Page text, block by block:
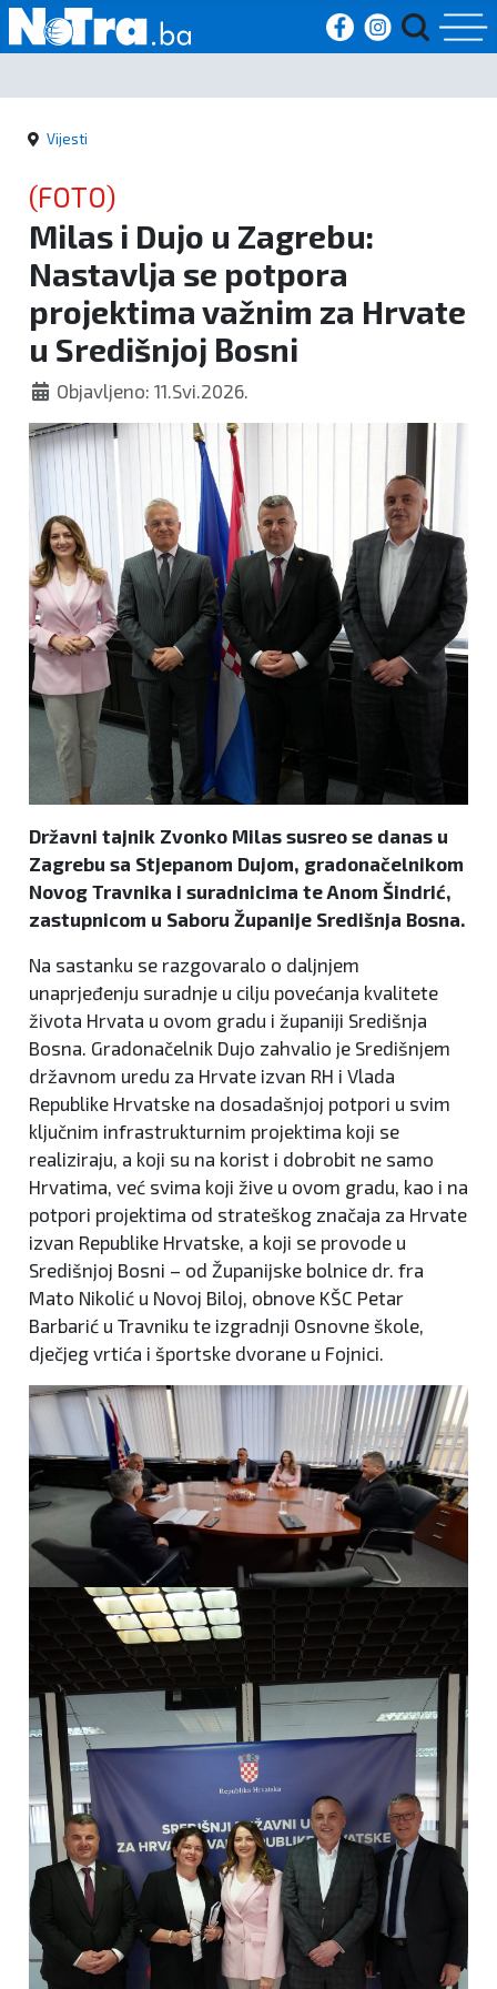
Početna
Vijesti
Sport
Kultura
Crna
kronika
Politika
Zanimljivosti
Vijesti
(FOTO)
Milas i Dujo u Zagrebu:
Nastavlja se potpora
projektima važnim za Hrvate
u Središnjoj Bosni
Objavljeno: 11.Svi.2026.
Državni tajnik Zvonko Milas susreo se danas u
Zagrebu sa Stjepanom Dujom, gradonačelnikom
Novog Travnika i suradnicima te Anom Šindrić,
zastupnicom u Saboru Županije Središnja Bosna.
Na sastanku se razgovaralo o daljnjem
unaprjeđenju suradnje u cilju povećanja kvalitete
života Hrvata u ovom gradu i županiji Središnja
Bosna. Gradonačelnik Dujo zahvalio je Središnjem
državnom uredu za Hrvate izvan RH i Vlada
Republike Hrvatske na dosadašnjoj potpori u svim
ključnim infrastrukturnim projektima koji se
realiziraju, a koji su na korist i dobrobit ne samo
Hrvatima, već svima koji žive u ovom gradu, kao i na
potpori projektima od strateškog značaja za Hrvate
izvan Republike Hrvatske, a koji se provode u
Središnjoj Bosni – od Županijske bolnice dr. fra
Mato Nikolić u Novoj Biloj, obnove KŠC Petar
Barbarić u Travniku te izgradnji Osnovne škole,
dječjeg vrtića i športske dvorane u Fojnici.